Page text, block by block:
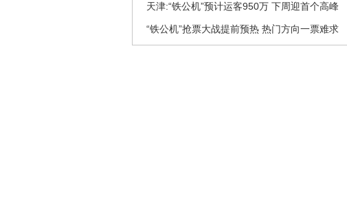
天津:“铁公机”预计运客950万 下周迎首个高峰
“铁公机”抢票大战提前预热 热门方向一票难求